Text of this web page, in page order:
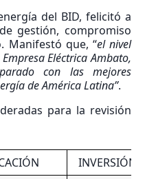
del BID, felicitó a
gestión, compromiso
Manifestó que, “el nivel
Eléctrica Ambato,
con las mejores
de América Latina”.
para la revisión
INVERSIÓN